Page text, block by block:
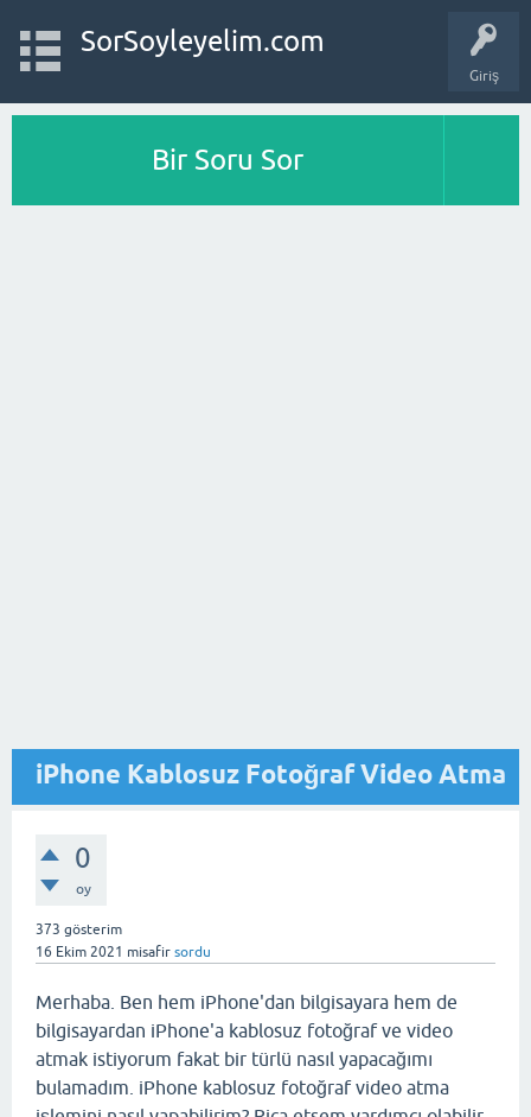
Giriş
SorSoyleyelim.com
Bir Soru Sor
iPhone Kablosuz Fotoğraf Video Atma
0
oy
373 gösterim
16 Ekim 2021 misafir sordu
Merhaba. Ben hem iPhone'dan bilgisayara hem de
bilgisayardan iPhone'a kablosuz fotoğraf ve video
atmak istiyorum fakat bir türlü nasıl yapacağımı
bulamadım. iPhone kablosuz fotoğraf video atma